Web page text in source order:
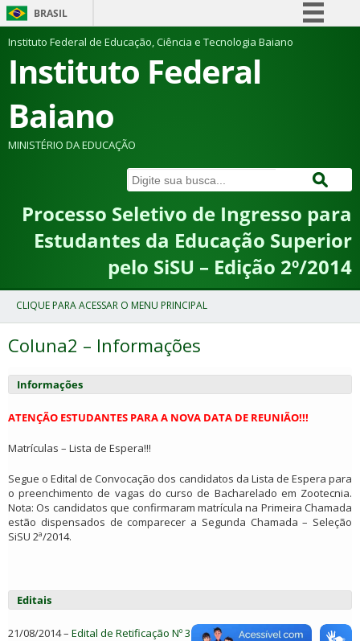
BRASIL
Simplifique!
Comunica BR
Canais
Instituto Federal de Educação, Ciência e Tecnologia Baiano
Instituto Federal
Baiano
MINISTÉRIO DA EDUCAÇÃO
Processo Seletivo de Ingresso para
Estudantes da Educação Superior
pelo SiSU – Edição 2º/2014
Coluna2 – Informações
Informações
ATENÇÃO ESTUDANTES PARA A NOVA DATA DE REUNIÃO!!!
Matrículas – Lista de Espera!!!
Segue o Edital de Convocação dos candidatos da Lista de Espera para
o preenchimento de vagas do curso de Bacharelado em Zootecnia.
Nota: Os candidatos que confirmaram matrícula na Primeira Chamada
estão dispensados de comparecer a Segunda Chamada – Seleção
SiSU 2ª/2014.
Editais
21/08/2014 – Edital de Retificação Nº 31/2014 (NOVO)